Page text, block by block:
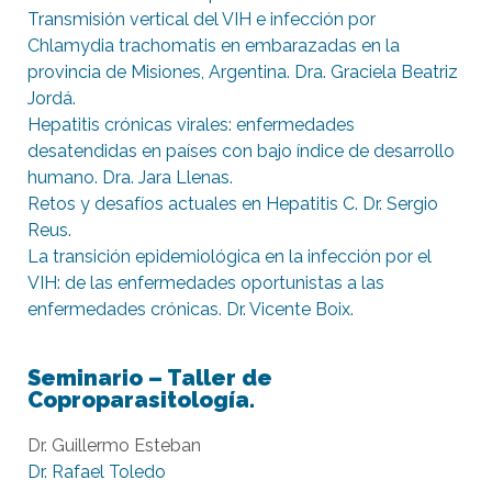
Transmisión vertical del VIH e infección por
Chlamydia trachomatis en embarazadas en la
provincia de Misiones, Argentina. Dra. Graciela Beatriz
Jordá.
Hepatitis crónicas virales: enfermedades
desatendidas en países con bajo índice de desarrollo
humano. Dra. Jara Llenas.
Retos y desafíos actuales en Hepatitis C. Dr. Sergio
Reus.
La transición epidemiológica en la infección por el
VIH: de las enfermedades oportunistas a las
enfermedades crónicas. Dr. Vicente Boix.
Seminario – Taller de
Coproparasitología.
Dr. Guillermo Esteban
Dr. Rafael Toledo